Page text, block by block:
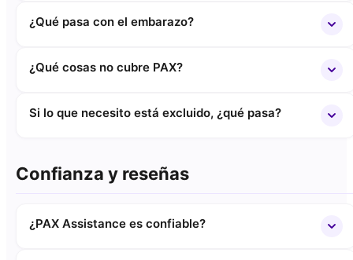
¿Qué pasa con el embarazo?
¿Qué cosas no cubre PAX?
Si lo que necesito está excluido, ¿qué pasa?
Confianza y reseñas
¿PAX Assistance es confiable?